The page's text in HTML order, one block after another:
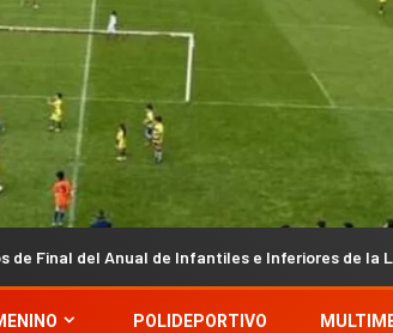
Infantiles e Inferiores de la Liga Chacarera
POLIDEPORTIVO